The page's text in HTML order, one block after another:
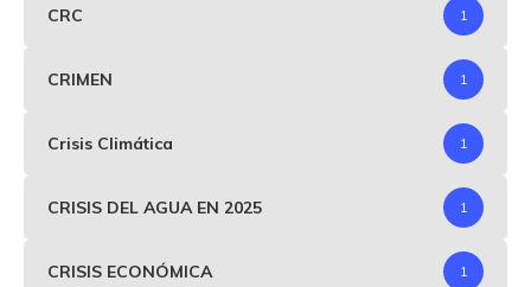
CRC 1
CRIMEN 1
Crisis Climática 1
CRISIS DEL AGUA EN 2025 1
CRISIS ECONÓMICA 1